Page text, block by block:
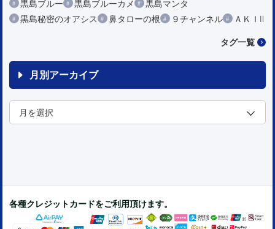
黒島ブルー
黒島ブルーカメ
黒島マンタ
黒島秘密のオアシス
鼻タローの根 ９チャンネル ＡＫＩⅡ
タグ一覧
月別アーカイブ
各種クレジットカードをご利用頂けます。